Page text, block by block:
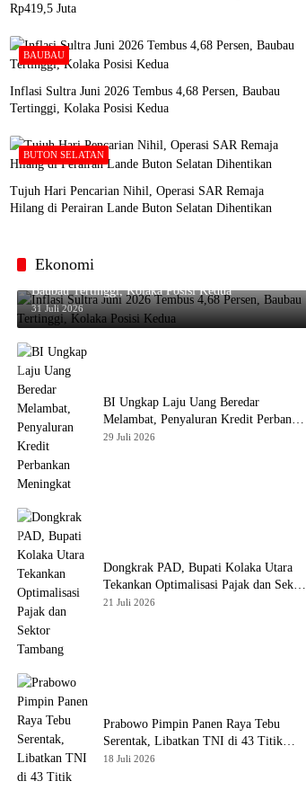
Rp419,5 Juta
BAUBAU
Inflasi Sultra Juni 2026 Tembus 4,68 Persen, Baubau
Tertinggi, Kolaka Posisi Kedua
BUTON SELATAN
Tujuh Hari Pencarian Nihil, Operasi SAR Remaja
Hilang di Perairan Lande Buton Selatan Dihentikan
Ekonomi
Inflasi Sultra Juni 2026 Tembus 4,68 Persen,
Baubau Tertinggi, Kolaka Posisi Kedua
31 Juli 2026
BI Ungkap Laju Uang Beredar
Melambat, Penyaluran Kredit Perbankan
Meningkat
29 Juli 2026
Dongkrak PAD, Bupati Kolaka Utara
Tekankan Optimalisasi Pajak dan Sektor
Tambang
21 Juli 2026
Prabowo Pimpin Panen Raya Tebu
Serentak, Libatkan TNI di 43 Titik
Indonesia
18 Juli 2026